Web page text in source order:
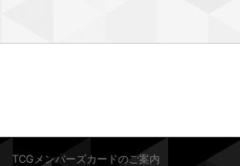
TCGメンバーズカードのご案内